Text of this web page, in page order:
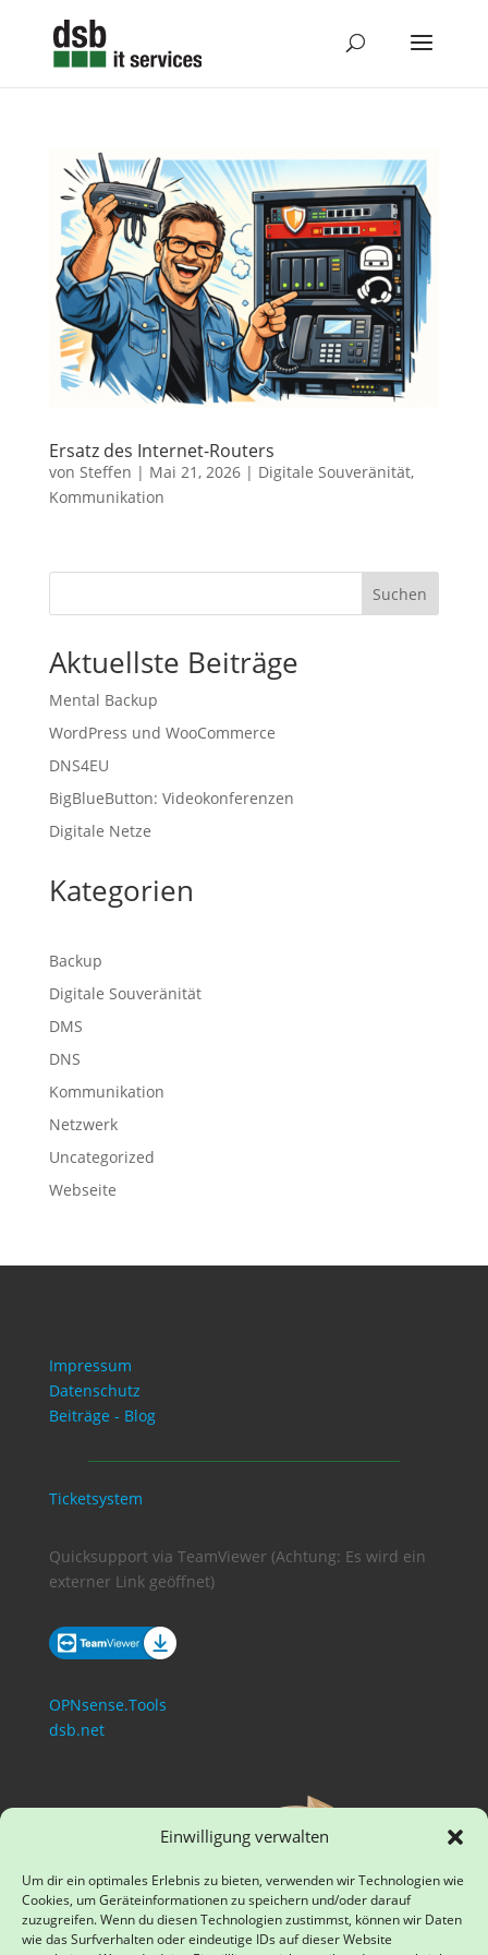
Einwilligung verwalten
Um dir ein optimales Erlebnis zu bieten, verwenden wir Technologien wie
Cookies, um Geräteinformationen zu speichern und/oder darauf
zuzugreifen. Wenn du diesen Technologien zustimmst, können wir Daten
wie das Surfverhalten oder eindeutige IDs auf dieser Website
Ersatz des Internet-Routers
von Steffen | Mai 21, 2026| Digitale Souveränität,
Kommunikation
Suchen
Aktuellste Beiträge
Mental Backup
WordPress und WooCommerce
DNS4EU
BigBlueButton: Videokonferenzen
Digitale Netze
Kategorien
Backup
Digitale Souveränität
DMS
DNS
Kommunikation
Netzwerk
Uncategorized
Webseite
Impressum
Datenschutz
Beiträge - Blog
Ticketsystem
Quicksupport via TeamViewer (Achtung: Es wird ein
externer Link geöffnet)
OPNsense.Tools
dsb.net